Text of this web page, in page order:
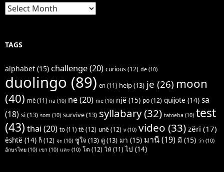
Archives
TAGS
alphabet (15) challenge(20) curious(12) de (10)
duolingo (89) en (11) help(13) je (26) moon
(40) më (11) na (10) ne(20) nie (10) një (15) po(12) quijote (14) sa
(18) si(13) som (10) survive(13) syllabary(32) tatoeba (10) test
(43) thai (20) to (11) të(12) unë(12) v(10) video (33) zëri (17)
është (14) ก็(12) จะ (10) ชูใจ (13) ดู(13) มา (15) มานี(19) มี (15) ว่า (10)
อักษรไทย (10) เขา (10) และ (10) โต (12) ให้ (11) ไป (14)